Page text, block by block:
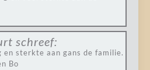
schreef:
en sterkte aan gans de familie.
Bo